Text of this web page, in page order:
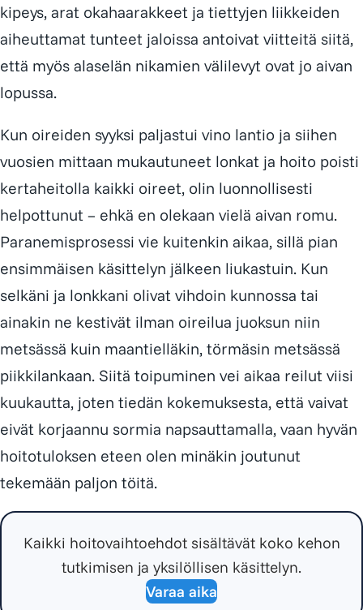
kipeys, arat okahaarakkeet ja tiettyjen liikkeiden
aiheuttamat tunteet jaloissa antoivat viitteitä siitä,
että myös alaselän nikamien välilevyt ovat jo aivan
lopussa.
Kun oireiden syyksi paljastui vino lantio ja siihen
vuosien mittaan mukautuneet lonkat ja hoito poisti
kertaheitolla kaikki oireet, olin luonnollisesti
helpottunut – ehkä en olekaan vielä aivan romu.
Paranemisprosessi vie kuitenkin aikaa, sillä pian
ensimmäisen käsittelyn jälkeen liukastuin. Kun
selkäni ja lonkkani olivat vihdoin kunnossa tai
ainakin ne kestivät ilman oireilua juoksun niin
metsässä kuin maantielläkin, törmäsin metsässä
piikkilankaan. Siitä toipuminen vei aikaa reilut viisi
kuukautta, joten tiedän kokemuksesta, että vaivat
eivät korjaannu sormia napsauttamalla, vaan hyvän
hoitotuloksen eteen olen minäkin joutunut
tekemään paljon töitä.
Kaikki hoitovaihtoehdot sisältävät koko kehon
tutkimisen ja yksilöllisen käsittelyn.
Varaa aika